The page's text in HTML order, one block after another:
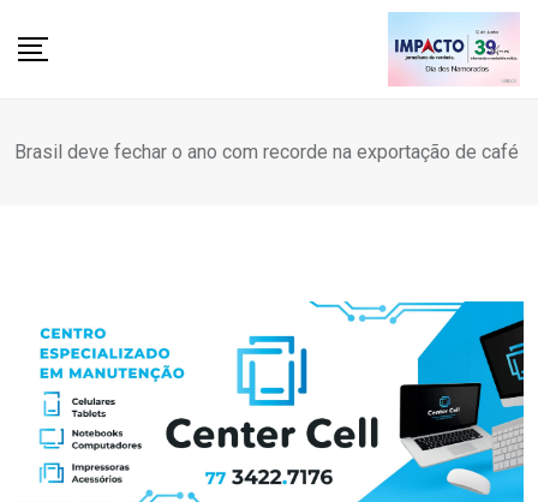
Brasil deve fechar o ano com recorde na exportação de café